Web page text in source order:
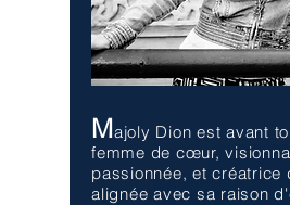
Majoly Dion est avant
femme de cœur,
passionnée, et créatrice
alignée avec sa raison